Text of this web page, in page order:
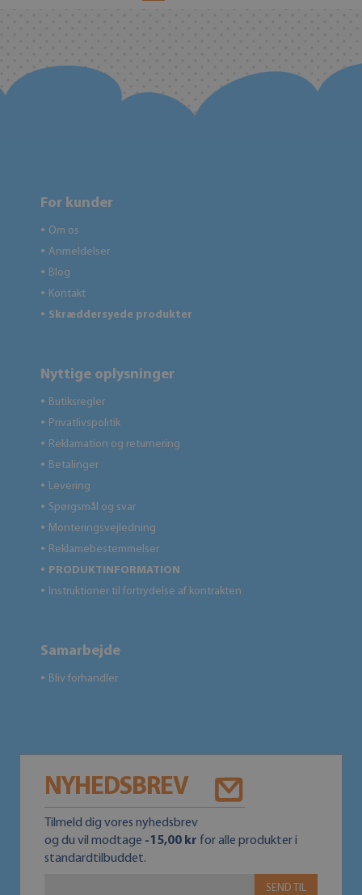
For kunder
● Om os
● Anmeldelser
● Blog
● Kontakt
● Skræddersyede produkter
Nyttige oplysninger
● Butiksregler
● Privatlivspolitik
● Reklamation og returnering
● Betalinger
● Levering
● Spørgsmål og svar
● Monteringsvejledning
● Reklamebestemmelser
● PRODUKTINFORMATION
● Instruktioner til fortrydelse af kontrakten
Samarbejde
● Bliv forhandler
NYHEDSBREV
Tilmeld dig vores nyhedsbrev
og du vil modtage -15,00 kr for alle produkter i
standardtilbuddet.
SEND TIL